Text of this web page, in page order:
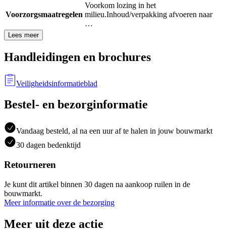
Voorzorgsmaatregelen
Voorkom lozing in het
milieu.Inhoud/verpakking afvoeren naar
…
Lees meer
Handleidingen en brochures
Veiligheidsinformatieblad
Bestel- en bezorginformatie
Vandaag besteld, al na een uur af te halen in jouw bouwmarkt
30 dagen bedenktijd
Retourneren
Je kunt dit artikel binnen 30 dagen na aankoop ruilen in de
bouwmarkt.
Meer informatie over de bezorging
Meer uit deze actie